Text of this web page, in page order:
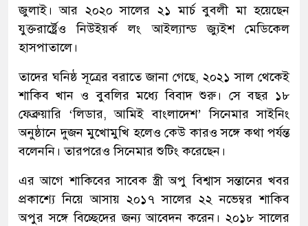
জুলাই। আর ২০২০ সালের ২১ মার্চ বুবলী মা হয়েছেন
যুক্তরার্ষ্ট্রেও নিউইয়র্ক লং আইল্যান্ড জ্যুইশ মেডিকেল
হাসপাতালে।
তাদের ঘনিষ্ঠ সূত্রের বরাতে জানা গেছে, ২০২১ সাল থেকেই
শাকিব খান ও বুবলির মধ্যে বিবাদ শুরু। সে বছর ১৮
ফেব্রুয়ারি ‘লিডার, আমিই বাংলাদেশ’ সিনেমার সাইনিং
অনুষ্ঠানে দুজন মুখোমুখি হলেও কেউ কারও সঙ্গে কথা পর্যন্ত
বলেননি। তারপরেও সিনেমার শুটিং করেছেন।
এর আগে শাকিবের সাবেক স্ত্রী অপু বিশ্বাস সন্তানের খবর
প্রকাশ্যে নিয়ে আসায় ২০১৭ সালের ২২ নভেম্বর শাকিব
অপুর সঙ্গে বিচ্ছেদের জন্য আবেদন করেন। ২০১৮ সালের